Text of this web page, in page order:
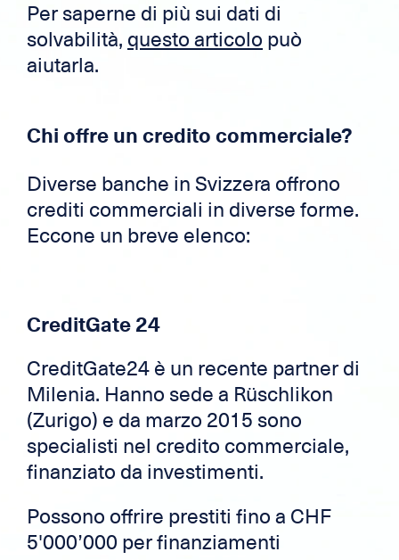
Per saperne di più sui dati di
solvabilità, questo articolo può
aiutarla.
Chi offre un credito commerciale?
Diverse banche in Svizzera offrono
crediti commerciali in diverse forme.
Eccone un breve elenco:
CreditGate 24
CreditGate24 è un recente partner di
Milenia. Hanno sede a Rüschlikon
(Zurigo) e da marzo 2015 sono
specialisti nel credito commerciale,
finanziato da investimenti.
Possono offrire prestiti fino a CHF
5'000’000 per finanziamenti